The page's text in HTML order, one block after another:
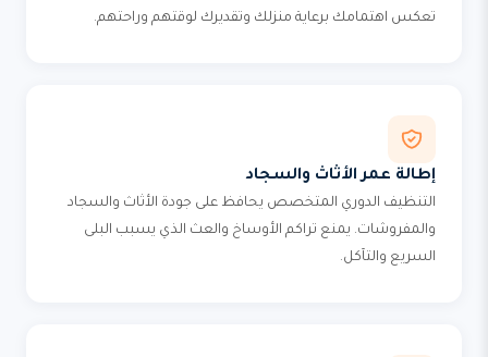
تعكس اهتمامك برعاية منزلك وتقديرك لوقتهم وراحتهم.
إطالة عمر الأثاث والسجاد
التنظيف الدوري المتخصص يحافظ على جودة الأثاث والسجاد
والمفروشات. يمنع تراكم الأوساخ والعث الذي يسبب البلى
السريع والتآكل.